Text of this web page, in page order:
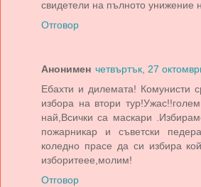
свидетели на пълното унижение
Отговор
Анонимен четвъртък, 27
Ебахти и дилемата! Комунисти
избора на втори
най,Всички са маскари
пожарникар и съветски
коледно прасе да си избира
изборитеее,молим!
Отговор